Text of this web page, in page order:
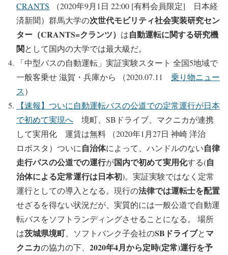
CRANTS （2020年9月1日 22:00 [有料会員限定] 日本経
済新聞）群馬大学の次世代モビリティ社会実装研究セン
ター（CRANTS=クランツ） は自動運転に関する研究機
関として国内の大学では最大級だ。
「中型バスの自動運転」実証実験スタート 全国5地域で
一般客乗せ 滋賀・兵庫から （2020.07.11 乗り物ニュー
ス）
【速報】ついに自動運転バスの公道での定常運行が日本
で初めて実現へ 境町、SBドライブ、マクニカが連携
して実用化 運賃は無料 （2020年1月27日 神崎 洋治
ロボスタ）ついに自治体によって、ハンドルのない自律
走行バスの公道での運行が国内で初めて実用化する(自
治体による定常運行は日本初)。実証実験ではなく定常
運行としての導入となる。現行の法律では運転士を配置
せざるを得ない状況だが、実質的には一般公道で自動運
転バスをソフトランディングさせることになる。 場所
は茨城県境町、ソフトバンク子会社のSBドライブとマ
クニカの協力の下、 2020年4月から定時(定常)運行を予